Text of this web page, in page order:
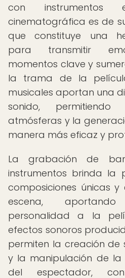
con
cinematográfica es de
que constituye una
para transmitir
momentos clave y
la trama de la
musicales aportan una
sonido,
atmósferas y la
manera más eficaz y
La grabación de
instrumentos brinda la
composiciones únicas
escena,
personalidad a la
efectos sonoros
permiten la creación de
y la manipulación de la
del espectador,